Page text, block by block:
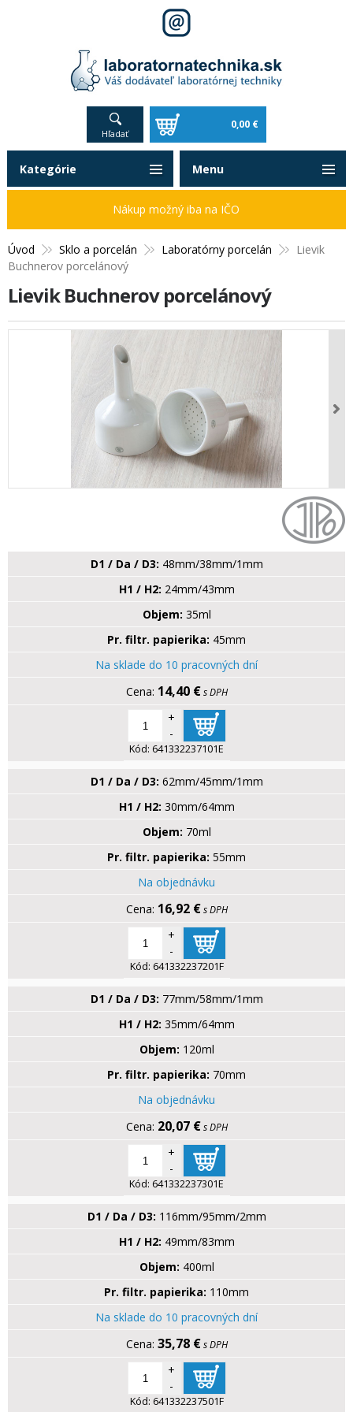
Hľadať
0,00 €
Úvod Sklo a porcelán Laboratórny porcelán
Lievik
Buchnerov porcelánový
Lievik Buchnerov porcelánový
D1 / Da / D3: 48mm/38mm/1mm
H1 / H2: 24mm/43mm
Objem: 35ml
Pr. filtr. papierika: 45mm
Na sklade do 10 pracovných dní
14,40 € s DPH
+
-
Kód: 641332237101E
D1 / Da / D3: 62mm/45mm/1mm
H1 / H2: 30mm/64mm
Objem: 70ml
Pr. filtr. papierika: 55mm
Na objednávku
16,92 € s DPH
+
-
Kód: 641332237201F
D1 / Da / D3: 77mm/58mm/1mm
H1 / H2: 35mm/64mm
Objem: 120ml
Pr. filtr. papierika: 70mm
Na objednávku
20,07 € s DPH
+
-
Kód: 641332237301E
D1 / Da / D3: 116mm/95mm/2mm
H1 / H2: 49mm/83mm
Objem: 400ml
Pr. filtr. papierika: 110mm
Na sklade do 10 pracovných dní
35,78 € s DPH
+
-
Kód: 641332237501F
Kategórie
Nákup možný iba na IČO
Menu